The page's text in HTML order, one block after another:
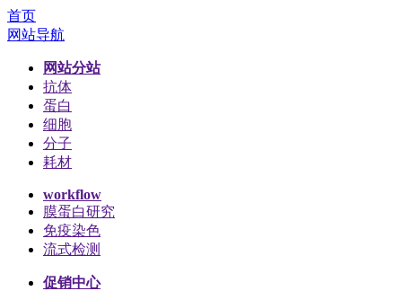
首页
网站导航
网站分站
抗体
蛋白
细胞
分子
耗材
workflow
膜蛋白研究
免疫染色
流式检测
促销中心